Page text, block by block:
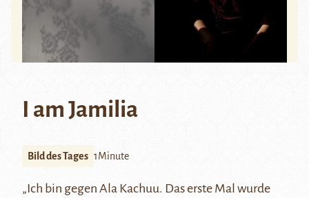
I am Jamilia
Bild des Tages 1Minute
„Ich bin gegen Ala Kachuu. Das erste Mal wurde